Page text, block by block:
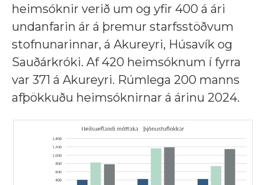
heimsóknir verið um og yfir 400 á ári
undanfarin ár á þremur starfsstöðvum
stofnunarinnar, á Akureyri, Húsavík og
Sauðárkróki. Af 420 heimsóknum í fyrra
var 371 á Akureyri. Rúmlega 200 manns
afþökkuðu heimsóknirnar á árinu 2024.